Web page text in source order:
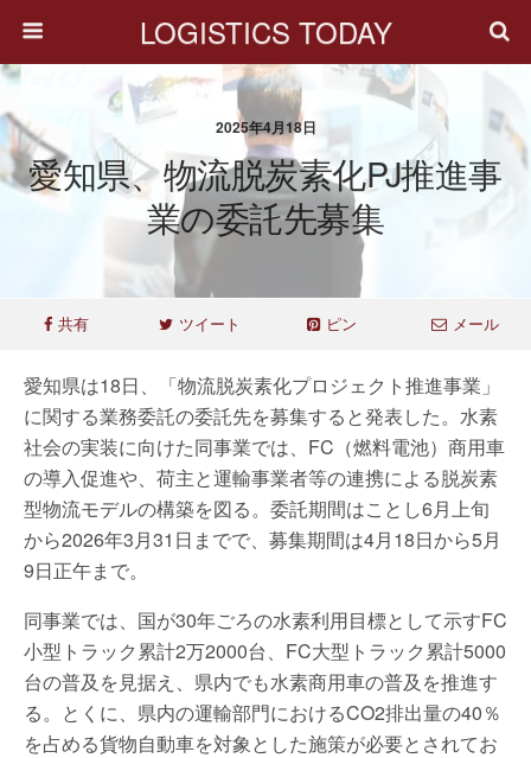
LOGISTICS TODAY
2025年4月18日
愛知県、物流脱炭素化PJ推進事
業の委託先募集
共有 ツイート ピン メール
愛知県は18日、「物流脱炭素化プロジェクト推進事業」
に関する業務委託の委託先を募集すると発表した。水素
社会の実装に向けた同事業では、FC（燃料電池）商用車
の導入促進や、荷主と運輸事業者等の連携による脱炭素
型物流モデルの構築を図る。委託期間はことし6月上旬
から2026年3月31日までで、募集期間は4月18日から5月
9日正午まで。
同事業では、国が30年ごろの水素利用目標として示すFC
小型トラック累計2万2000台、FC大型トラック累計5000
台の普及を見据え、県内でも水素商用車の普及を推進す
る。とくに、県内の運輸部門におけるCO2排出量の40％
を占める貨物自動車を対象とした施策が必要とされてお